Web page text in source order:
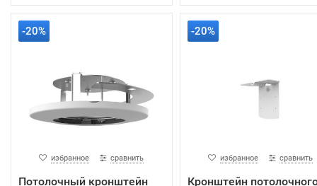
-20%
избранное сравнить
Потолочный кронштейн
-20%
избранное сравнить
Кронштейн